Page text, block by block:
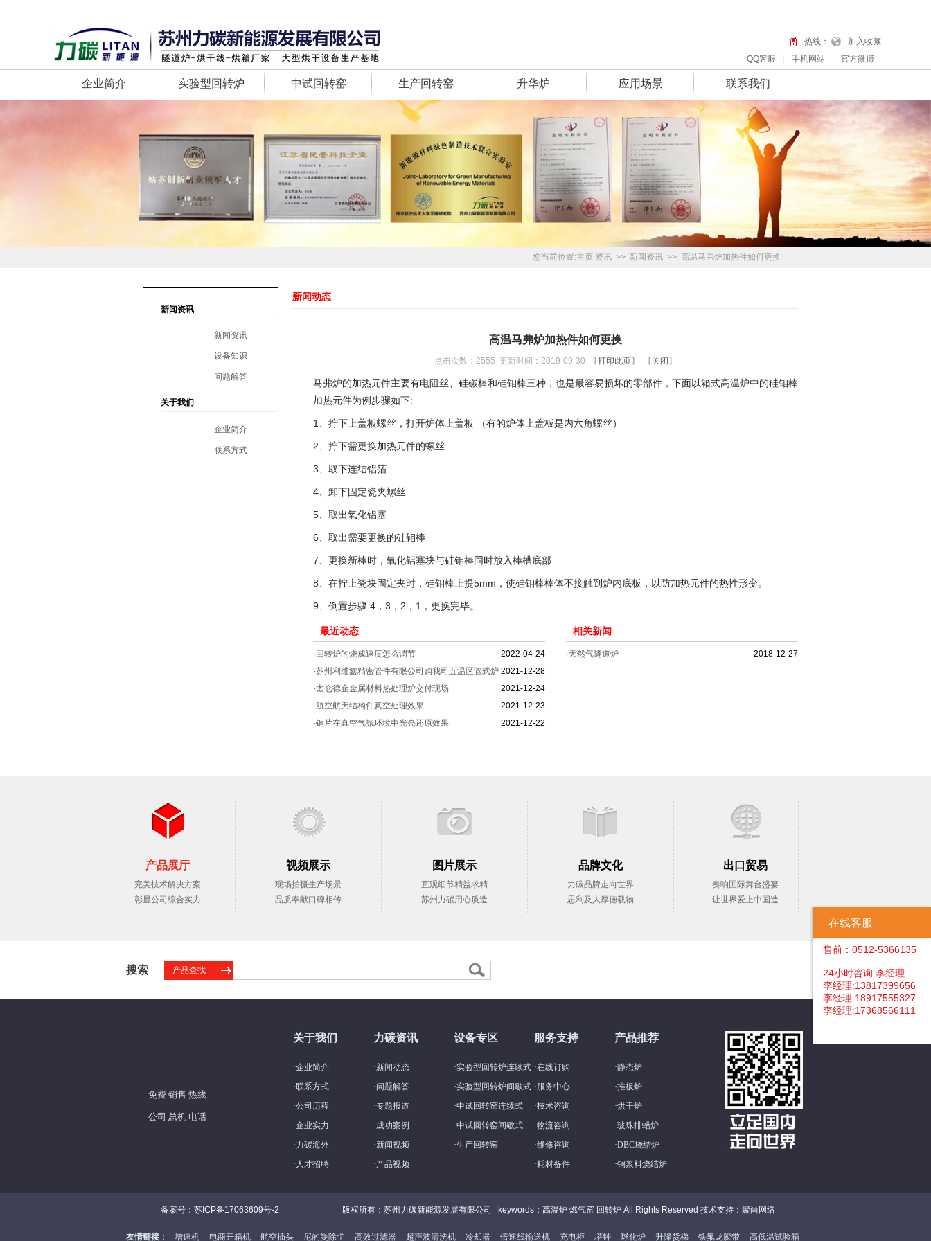
热线：
加入收藏
QQ客服
手机网站 官方微博
企业简介 实验型回转炉 中试回转窑 生产回转窑 升华炉 应用场景 联系我们
您当前位置:主页 资讯 >> 新闻资讯 >> 高温马弗炉加热件如何更换
新闻资讯
新闻资讯
设备知识
问题解答
关于我们
企业简介
联系方式
新闻动态
高温马弗炉加热件如何更换
点击次数： 2555 更新时间：2019-09-30 【打印此页】 【 关闭 】
马弗炉的加热元件主要有电阻丝、硅碳棒和硅钼棒三种，也是最容易损坏的零部件，下面以箱式高温炉中的硅钼棒
加热元件为例步骤如下:
1、拧下上盖板螺丝，打开炉体上盖板 （有的炉体上盖板是内六角螺丝）
2、拧下需更换加热元件的螺丝
3、取下连结铝箔
4、卸下固定瓷夹螺丝
5、取出氧化铝塞
6、取出需要更换的硅钼棒
7、更换新棒时，氧化铝塞块与硅钼棒同时放入棒槽底部
8、在拧上瓷块固定夹时，硅钼棒上提5mm，使硅钼棒棒体不接触到炉内底板，以防加热元件的热性形变。
9、倒置步骤 4，3，2，1，更换完毕。
最近动态
2022-04-24
·回转炉的烧成速度怎么调节
2021-12-28
·苏州利维鑫精密管件有限公司购我司五温区管式炉
2021-12-24
·太仓德企金属材料热处理炉交付现场
2021-12-23
·航空航天结构件真空处理效果
2021-12-22
·铜片在真空气氛环境中光亮还原效果
相关新闻
2018-12-27
·天然气隧道炉
产品展厅
完美技术解决方案
彰显公司综合实力
视频展示
现场拍摄生产场景
品质奉献口碑相传
图片展示
直观细节精益求精
苏州力碳用心质造
品牌文化
力碳品牌走向世界
思利及人厚德载物
出口贸易
奏响国际舞台盛宴
让世界爱上中国造
搜索 产品查找
免费 销售 热线
公司 总机 电话
关于我们
·企业简介
·联系方式
·公司历程
·企业实力
·力碳海外
· 人才招聘
力碳资讯
·新闻动态
·问题解答
·专题报道
·成功案例
·新闻视频
·产品视频
设备专区
·实验型回转炉连续式
·实验型回转炉间歇式
·中试回转窑连续式
·中试回转窑间歇式
·生产回转窑
服务支持
·在线订购
·服务中心
·技术咨询
·物流咨询
·维修咨询
·耗材备件
产品推荐
·静态炉
·推板炉
·烘干炉
·玻珠排蜡炉
·DBC烧结炉
·铜浆料烧结炉
版权所有：苏州力碳新能源发展有限公司
备案号：苏ICP备17063609号-2 keywords：高温炉 燃气窑 回转炉 All Rights Reserved 技术支持：聚尚网络
友情链接 ： 增速机 电商开箱机 航空插头 尼的曼除尘 高效过滤器 超声波清洗机 冷却器 倍速线输送机 充电柜 塔钟 球化炉 升降货梯 铁氟龙胶带 高低温试验箱
在线客服
售前：0512-5366135
24小时咨询:李经理
李经理:13817399656
李经理:18917555327
李经理:17368566111